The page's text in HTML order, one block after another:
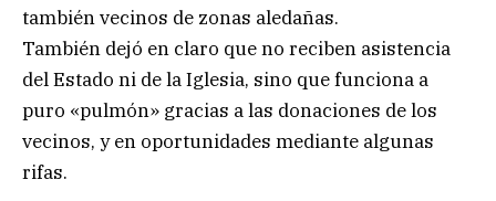
también vecinos de zonas aledañas.
También dejó en claro que no reciben asistencia
del Estado ni de la Iglesia, sino que funciona a
puro «pulmón» gracias a las donaciones de los
vecinos, y en oportunidades mediante algunas
rifas.